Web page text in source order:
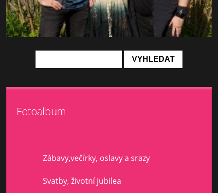
Fotoalbum
Zábavy,večírky, oslavy a srazy
Svatby, životní jubilea